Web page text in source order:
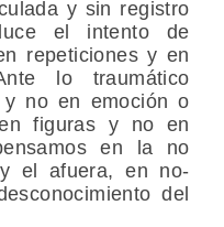
y sin registro
el intento de
repeticiones y en
lo traumático
y no en emoción o
figuras y no en
en la no
el afuera, en no-
del